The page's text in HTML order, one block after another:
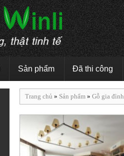
Sản phẩm Đã thi công
Trang chủ » Sản phẩm » Gỗ gia đình